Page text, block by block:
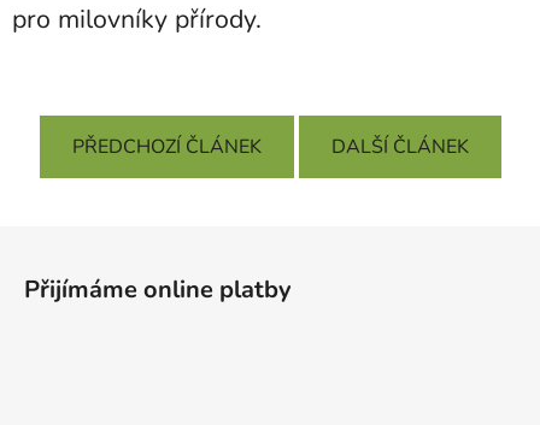
pro milovníky přírody.
PŘEDCHOZÍ ČLÁNEK DALŠÍ ČLÁNEK
Přijímáme online platby